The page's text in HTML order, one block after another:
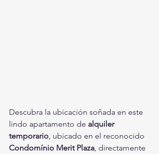
Descubra la ubicación soñada en este
lindo apartamento de alquiler
temporario , ubicado en el reconocido
Condomínio Merit Plaza , directamente